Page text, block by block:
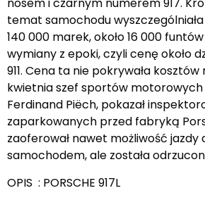
nosem i czarnym numerem 917.
temat samochodu
140 000 marek, około 16 000
wymiany z epoki, czyli cenę około
911. Cena ta nie pokrywała kosztów
kwietnia szef sportów motorowych
Ferdinand Piëch, pokazał
zaparkowanych przed fabryką
zaoferował nawet możliwość jazdy
samochodem, ale została
OPIS : PORSCHE 917L